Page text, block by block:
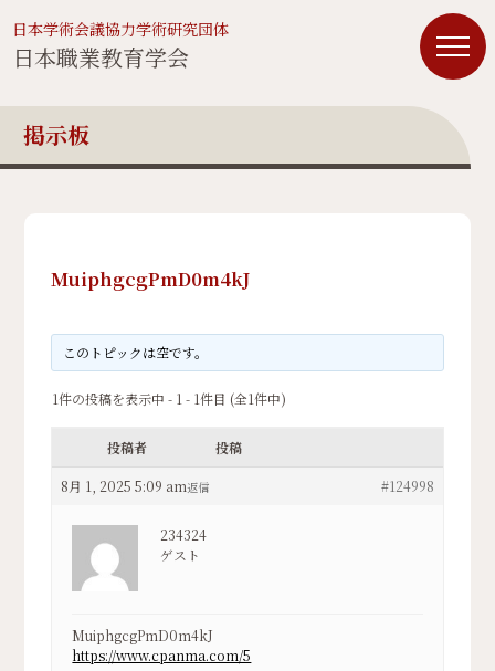
日本学術会議協力学術研究団体
日本職業教育学会
掲示板
MuiphgcgPmD0m4kJ
このトピックは空です。
1件の投稿を表示中 - 1 - 1件目 (全1件中)
投稿者 投稿
8月 1, 2025 5:09 am #124998
返信
234324
ゲスト
MuiphgcgPmD0m4kJ
https://www.cpanma.com/5